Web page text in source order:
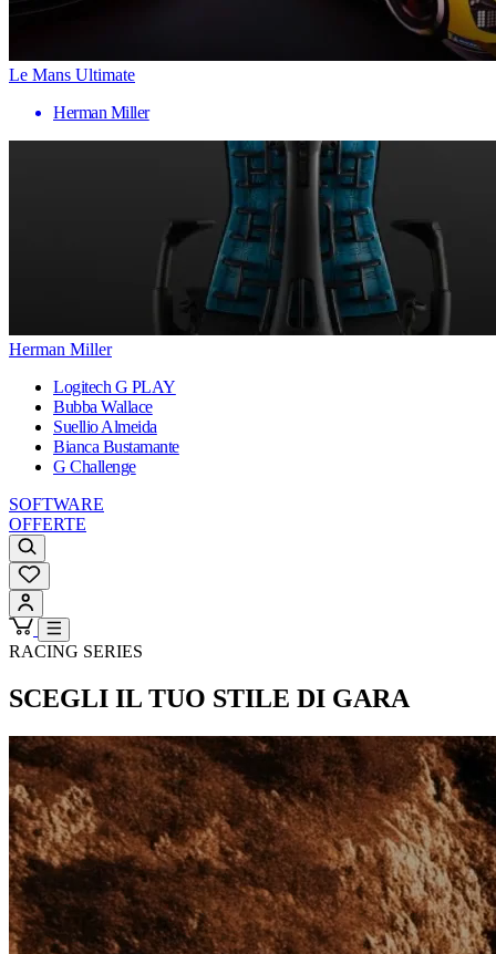
Le Mans Ultimate
Herman Miller
Herman Miller
Logitech G PLAY
Bubba Wallace
Suellio Almeida
Bianca Bustamante
G Challenge
SOFTWARE
OFFERTE
RACING SERIES
SCEGLI IL TUO STILE DI GARA